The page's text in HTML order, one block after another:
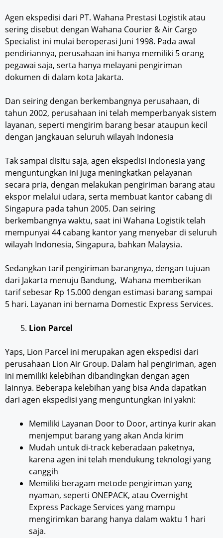
Agen ekspedisi dari PT. Wahana Prestasi Logistik atau
sering disebut dengan Wahana Courier & Air Cargo
Specialist ini mulai beroperasi Juni 1998. Pada awal
pendiriannya, perusahaan ini hanya memiliki 5 orang
pegawai saja, serta hanya melayani pengiriman
dokumen di dalam kota Jakarta.
Dan seiring dengan berkembangnya perusahaan, di
tahun 2002, perusahaan ini telah memperbanyak sistem
layanan, seperti mengirim barang besar ataupun kecil
dengan jangkauan seluruh wilayah Indonesia
Tak sampai disitu saja, agen ekspedisi Indonesia yang
menguntungkan ini juga meningkatkan pelayanan
secara pria, dengan melakukan pengiriman barang atau
ekspor melalui udara, serta membuat kantor cabang di
Singapura pada tahun 2005. Dan seiring
berkembangnya waktu, saat ini Wahana Logistik telah
mempunyai 44 cabang kantor yang menyebar di seluruh
wilayah Indonesia, Singapura, bahkan Malaysia.
Sedangkan tarif pengiriman barangnya, dengan tujuan
dari Jakarta menuju Bandung, Wahana memberikan
tarif sebesar Rp 15.000 dengan estimasi barang sampai
5 hari. Layanan ini bernama Domestic Express Services.
Lion Parcel
Yaps, Lion Parcel ini merupakan agen ekspedisi dari
perusahaan Lion Air Group. Dalam hal pengiriman, agen
ini memiliki kelebihan dibandingkan dengan agen
lainnya. Beberapa kelebihan yang bisa Anda dapatkan
dari agen ekspedisi yang menguntungkan ini yakni:
Memiliki Layanan Door to Door, artinya kurir akan
menjemput barang yang akan Anda kirim
Mudah untuk di-track keberadaan paketnya,
karena agen ini telah mendukung teknologi yang
canggih
Memiliki beragam metode pengiriman yang
nyaman, seperti ONEPACK, atau Overnight
Express Package Services yang mampu
mengirimkan barang hanya dalam waktu 1 hari
saja.